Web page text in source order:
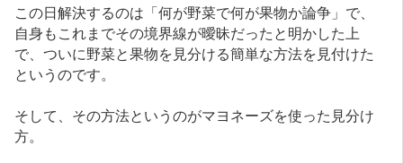
この日解決するのは「何が野菜で何が果物か論争」で、
自身もこれまでその境界線が曖昧だったと明かした上
で、ついに野菜と果物を見分ける簡単な方法を見付けた
というのです。
そして、その方法というのがマヨネーズを使った見分け
方。